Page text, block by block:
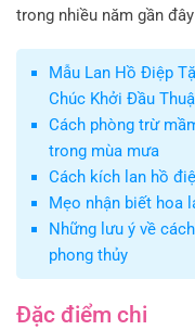
trong nhiều năm gần
Mẫu Lan Hồ Điệp
Chúc Khởi Đầu
Cách phòng trừ
trong mùa mưa
Cách kích lan hồ
Mẹo nhận biết hoa
Những lưu ý về
phong thủy
Đặc điểm chi